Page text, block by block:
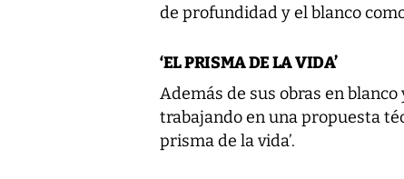
de profundidad y el blanco
‘EL PRISMA DE LA VIDA’
Además de sus obras en
trabajando en una propuesta
prisma de la vida’.